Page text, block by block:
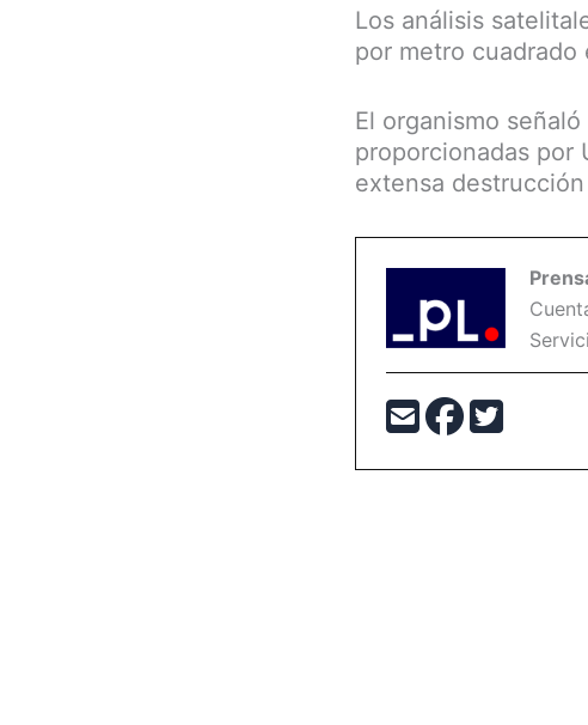
Los análisis
por metro cuadrado
El organismo
proporcionadas por
extensa